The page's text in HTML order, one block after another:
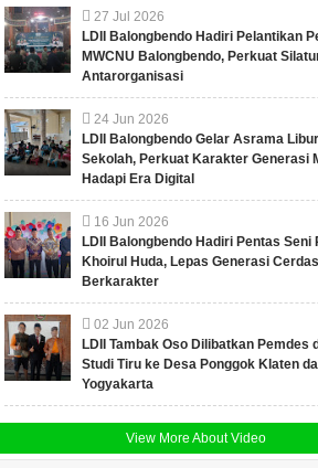
27 Jul 2026
LDII Balongbendo Hadiri Pelantikan
MWCNU Balongbendo, Perkuat
Antarorganisasi
24 Jun 2026
LDII Balongbendo Gelar Asrama
Sekolah, Perkuat Karakter Generasi
Hadapi Era Digital
16 Jun 2026
LDII Balongbendo Hadiri Pentas Seni
Khoirul Huda, Lepas Generasi
Berkarakter
02 Jun 2026
LDII Tambak Oso Dilibatkan Pemdes
Studi Tiru ke Desa Ponggok Klaten
Yogyakarta
View More About Video